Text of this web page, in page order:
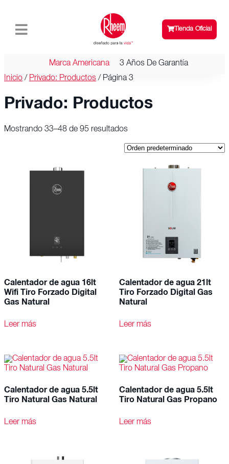
Tienda Oficial
Marca Americana
3 Años De Garantía
Inicio / Privado: Productos / Página 3
Privado: Productos
Mostrando 33–48 de 95 resultados
Calentador de agua 16lt
Wifi Tiro Forzado Digital
Gas Natural
Leer más
Calentador de agua 21lt
Tiro Forzado Digital Gas
Natural
Leer más
Calentador de agua 5.5lt
Tiro Natural Gas Natural
Leer más
Calentador de agua 5.5lt
Tiro Natural Gas Propano
Leer más